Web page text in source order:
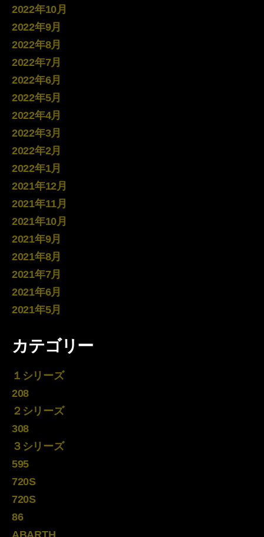
2022年10月
2022年9月
2022年8月
2022年7月
2022年6月
2022年5月
2022年4月
2022年3月
2022年2月
2022年1月
2021年12月
2021年11月
2021年10月
2021年9月
2021年8月
2021年7月
2021年6月
2021年5月
カテゴリー
１シリーズ
208
２シリーズ
308
３シリーズ
595
720S
720S
86